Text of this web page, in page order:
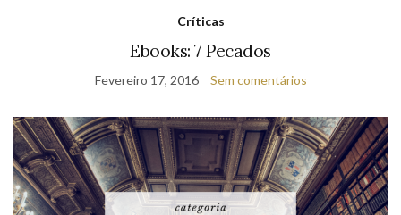
Críticas
Ebooks: 7 Pecados
Fevereiro 17, 2016 Sem comentários